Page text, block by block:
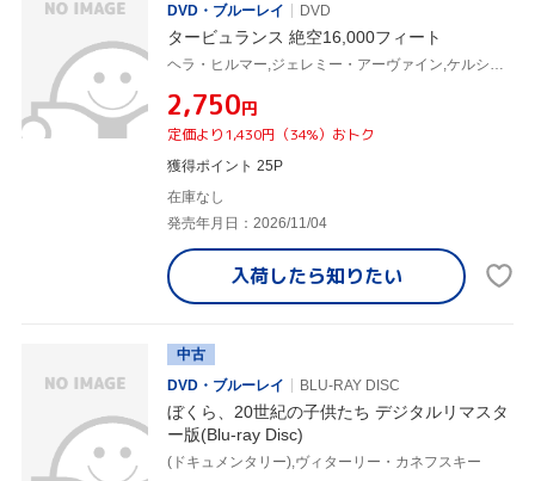
DVD・ブルーレイ DVD
タービュランス 絶空16,000フィート
¥2,750円
定価より1,430円（34%）おトク
獲得ポイント 25P
在庫なし
発売年月日：2026/11/04
入荷したら知りたい
中古
DVD・ブルーレイ
BLU-RAY DISC
ぼくら、20世紀の子供たち デジタルリマスタ
ー版(Blu-ray Disc)
(ドキュメンタリー),ヴィターリー・カネフスキー